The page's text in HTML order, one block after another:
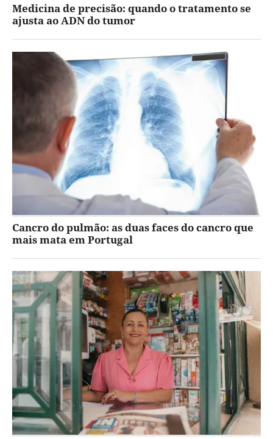
Medicina de precisão: quando o tratamento se
ajusta ao ADN do tumor
Cancro do pulmão: as duas faces do cancro que
mais mata em Portugal